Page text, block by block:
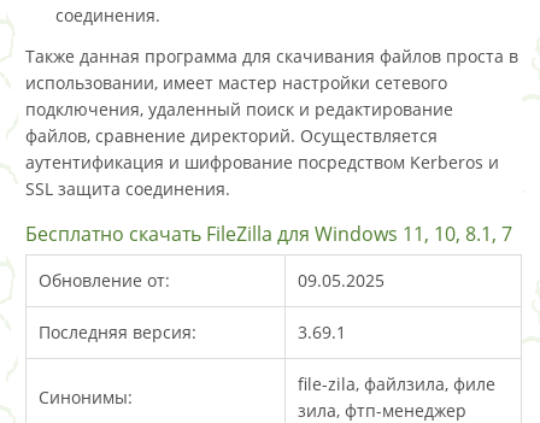
соединения.
Также данная программа для скачивания файлов проста в
использовании, имеет мастер настройки сетевого
подключения, удаленный поиск и редактирование
файлов, сравнение директорий. Осуществляется
аутентификация и шифрование посредством Kerberos и
SSL защита соединения.
Бесплатно скачать FileZilla для Windows 11, 10, 8.1, 7
Обновление от: 09.05.2025
Последняя версия: 3.69.1
Синонимы:
file-zila, файлзила, филе
зила, фтп-менеджер